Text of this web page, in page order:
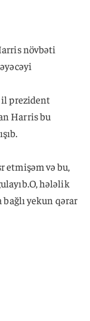
növbəti
il prezident
Harris bu
etmişəm və bu,
hələlik
yekun qərar